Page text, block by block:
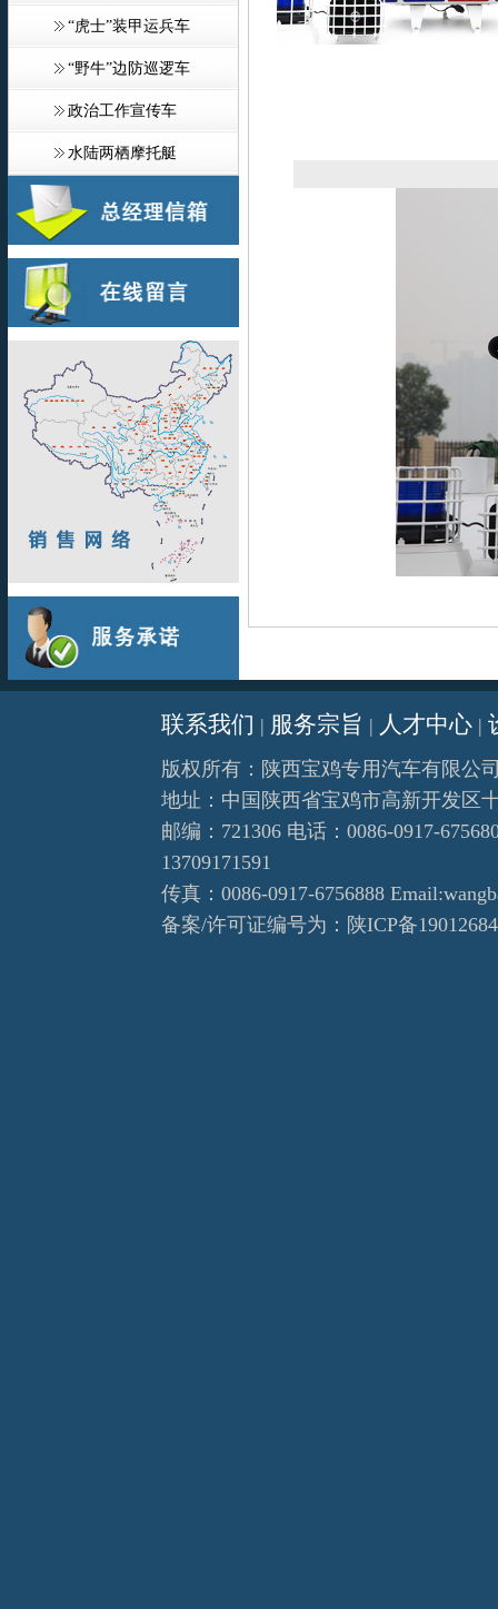
“虎士”装甲运兵车
“野牛”边防巡逻车
政治工作宣传车
水陆两栖摩托艇
联系我们 | 服务宗旨 | 人才中心 |
版权所有：陕西宝鸡专用汽车有限公
地址：中国陕西省宝鸡市高新开发区
邮编：721306 电话：0086-0917-
13709171591
传真：0086-0917-6756888
备案/许可证编号为： 陕ICP备